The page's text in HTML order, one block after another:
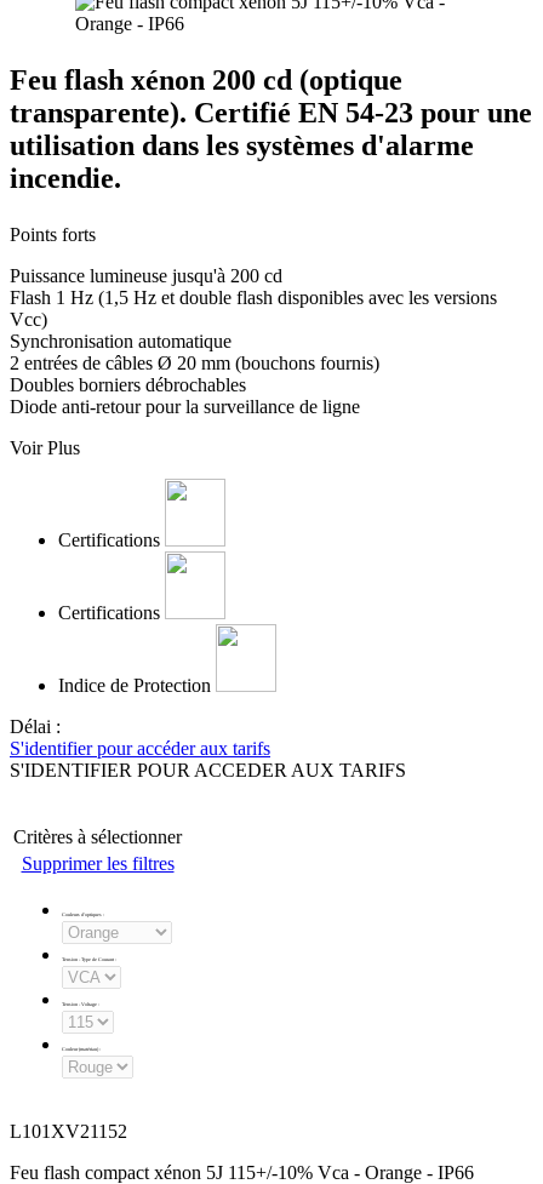
Feu flash xénon 200 cd (optique
transparente). Certifié EN 54-23 pour une
utilisation dans les systèmes d'alarme
incendie.
Points forts
Puissance lumineuse jusqu'à 200 cd
Flash 1 Hz (1,5 Hz et double flash disponibles avec les versions
Vcc)
Synchronisation automatique
2 entrées de câbles Ø 20 mm (bouchons fournis)
Doubles borniers débrochables
Diode anti-retour pour la surveillance de ligne
Voir Plus
Certifications
Certifications
Indice de Protection
Délai :
S'identifier pour accéder aux tarifs
S'IDENTIFIER POUR ACCEDER AUX TARIFS
Critères à sélectionner
Supprimer les filtres
Couleurs d'optiques :
Tension - Type de Courant :
Tension - Voltage :
Couleur (matériau) :
L101XV21152
Feu flash compact xénon 5J 115+/-10% Vca - Orange - IP66